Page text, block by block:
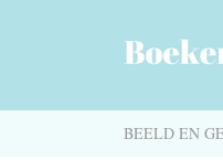
BEELD EN